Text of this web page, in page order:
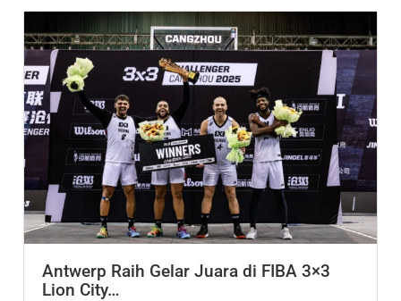
Antwerp Raih Gelar Juara di FIBA 3×3
Lion City…